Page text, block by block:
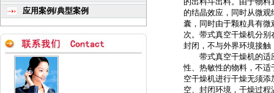
应用案例/典型案例
的结晶效应，同时从微
囊，同时由于颗粒具有
次。带式真空干燥机分
封闭，不与外界环境接
带式真空干燥机的适应
性、热敏性的物料，不
空干燥机进行干燥无须
空、封闭环境，干燥过